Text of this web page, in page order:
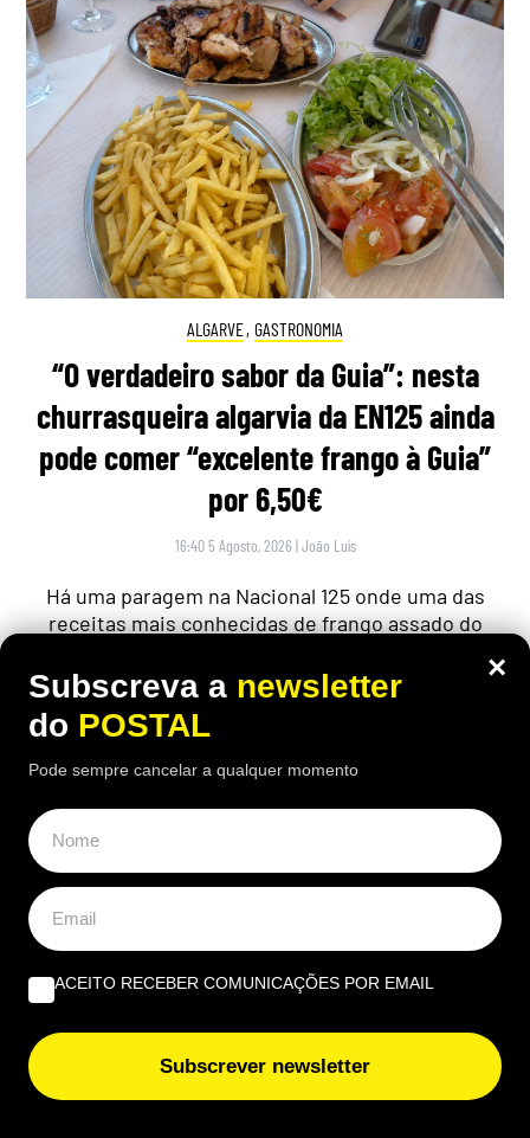
ALGARVE, GASTRONOMIA
“O verdadeiro sabor da Guia”: nesta
churrasqueira algarvia da EN125 ainda
pode comer “excelente frango à Guia”
por 6,50€
16:40 5 Agosto, 2026 |João Luís
Há uma paragem na Nacional 125 onde uma das
receitas mais conhecidas de frango assado do
verão
×
Subscreva a newsletter
do POSTAL
Pode sempre cancelar a qualquer momento
ACEITO RECEBER COMUNICAÇÕES POR EMAIL
Subscrever newsletter